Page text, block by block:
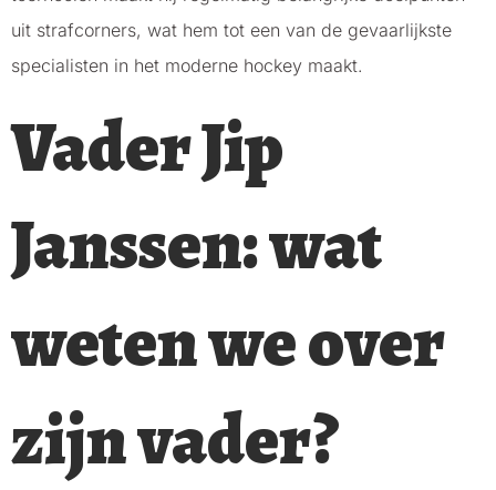
uit strafcorners, wat hem tot een van de gevaarlijkste
specialisten in het moderne hockey maakt.
Vader Jip
Janssen: wat
weten we over
zijn vader?